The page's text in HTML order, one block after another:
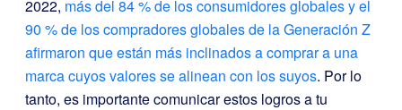
2022, más del 84 % de los consumidores globales y el
90 % de los compradores globales de la Generación Z
afirmaron que están más inclinados a comprar a una
marca cuyos valores se alinean con los suyos. Por lo
tanto, es importante comunicar estos logros a tu